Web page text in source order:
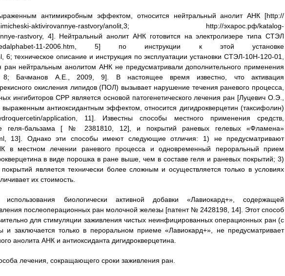
антимикробным эффектом, относится нейтральный анолит АНК [http://
aktivirovannye-rastvory/anolit,3; http://эхарос.рф/katalog-
rastvory, 4]. Нейтральный анолит АНК готовится на электролизере типа СТЭЛ
18-medalphabet-11-2006.htm, 5] по инструкции к этой установке
техническое описание и инструкция по эксплуатации установки СТЭЛ-10Н-120-01,
нейтральным анолитом АНК не предусматривали дополнительного применения
8; Бачманов А.Е., 2009, 9]. В настоящее время известно, что активация
окисления липидов (ПОЛ) вызывает нарушение течения раневого процесса,
ингибиторов СРР является основой патогенетического лечения ран [Луцевич О.Э.,
антиоксидантным эффектом, относится дигидрокверцетин (таксифолин)
application, 11]. Известны способы местного применения средств,
геля-бальзама [ № 2381810, 12], и покрытий раневых гелевых «Фламена»
13]. Однако эти способы имеют следующие отличия: 1) не предусматривают
в местном лечении раневого процесса и одновременный пероральный прием
в виде порошка в ране выше, чем в составе геля и раневых покрытий; 3)
является технически более сложным и осуществляется только в условиях
их стоимость.
биологически активной добавки «Лавиокард+», содержащей
послеоперационных ран молочной железы [патент № 2428198, 14]. Этот способ
для стимуляции заживления чистых неинфицированных операционных ран (с
заключается только в пероральном приеме «Лавиокард+», не предусматривает
анолита АНК и антиоксиданта дигидрокверцетина.
лечения, сокращающего сроки заживления ран.